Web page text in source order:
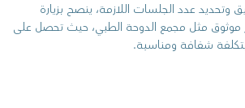
عدد الجلسات اللازمة، ينصح بزيارة
موثوق مثل مجمع الدوحة الطبي، حيث تحصل على
شفافة ومناسبة.